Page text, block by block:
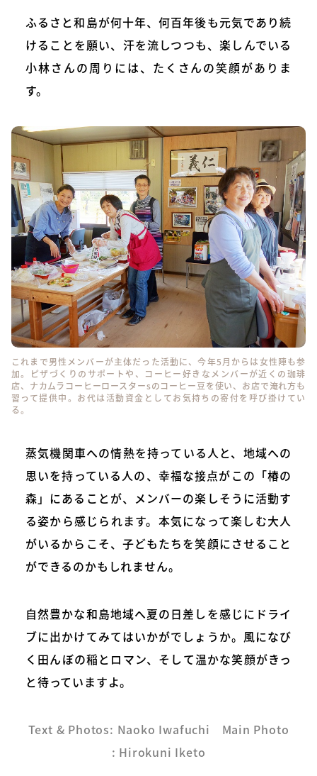
ふるさと和島が何十年、何百年後も元気であり続
けることを願い、汗を流しつつも、楽しんでいる
小林さんの周りには、たくさんの笑顔がありま
す。
これまで男性メンバーが主体だった活動に、今年5月からは女性陣も参
加。ピザづくりのサポートや、コーヒー好きなメンバーが近くの珈琲
店、 ナカムラコーヒーロースターsのコーヒー豆を使い、お店で淹れ方も
習って提供中。お代は活動資金としてお気持ちの寄付を呼び掛けてい
る。
蒸気機関車への情熱を持っている人と、地域への
思いを持っている人の、幸福な接点がこの「椿の
森」にあることが、メンバーの楽しそうに活動す
る姿から感じられます。本気になって楽しむ大人
がいるからこそ、子どもたちを笑顔にさせること
ができるのかもしれません。
自然豊かな和島地域へ夏の日差しを感じにドライ
ブに出かけてみてはいかがでしょうか。風になび
く田んぼの稲とロマン、そして温かな笑顔がきっ
と待っていますよ。
Text & Photos: Naoko Iwafuchi Main Photo
: Hirokuni Iketo